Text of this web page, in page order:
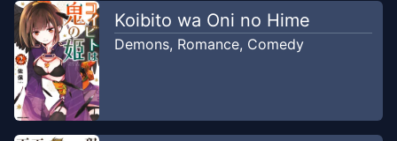
Chapter6
Kim Com
Jul 11, 2025
Chapter5
Kim Com
Koibito wa Oni no Hime
Demons, Romance, Comedy